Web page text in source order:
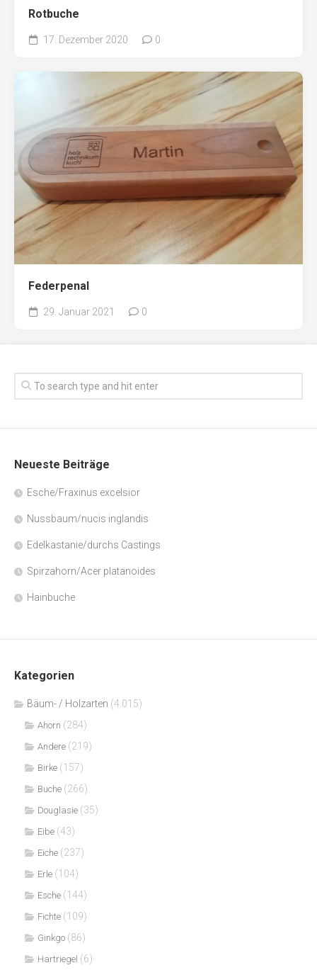
Rotbuche
17. Dezember 2020 0
Federpenal
29. Januar 2021 0
Neueste Beiträge
Esche/Fraxinus excelsior
Nussbaum/nucis inglandis
Edelkastanie/durchs Castings
Spirzahorn/Acer platanoides
Hainbuche
Kategorien
Bäum- / Holzarten (4.015)
Ahorn (284)
Andere (219)
Birke (157)
Buche (266)
Douglasie (35)
Eibe (43)
Eiche (237)
Erle (104)
Esche (144)
Fichte (109)
Ginkgo (86)
Hartriegel (6)